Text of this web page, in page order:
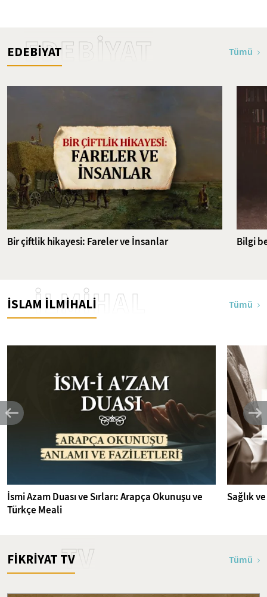
EDEBİYAT
EDEBİYAT Tümü
Bir çiftlik hikayesi: Fareler ve İnsanlar Bilgi
İSLAM İLMİHALİ
İLMİHAL Tümü
İsmi Azam Duası ve Sırları: Arapça Okunuşu ve
Türkçe Meali
Sağlık
FİKRİYAT TVTV Tümü